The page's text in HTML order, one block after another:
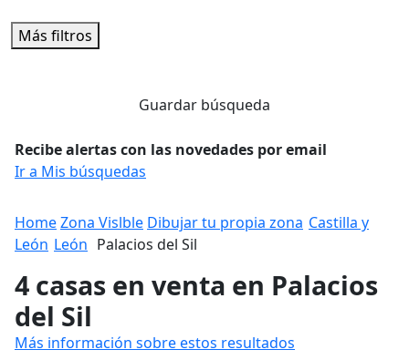
Más filtros
Guardar búsqueda
Recibe alertas con las novedades por email
Ir a Mis búsquedas
HomeZona Vislble Dibujar tu propia zona Castilla y
León León Palacios del Sil
4 casas en venta en Palacios
del Sil
Más información sobre estos resultados